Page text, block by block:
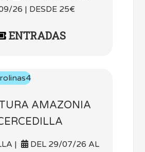
26 | DESDE 25€
ENTRADAS
AMAZONIA
|
DEL 29/07/26 AL